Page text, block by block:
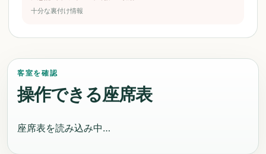
十分な裏付け情報
客室を確認
操作できる座席表
座席表を読み込み中…